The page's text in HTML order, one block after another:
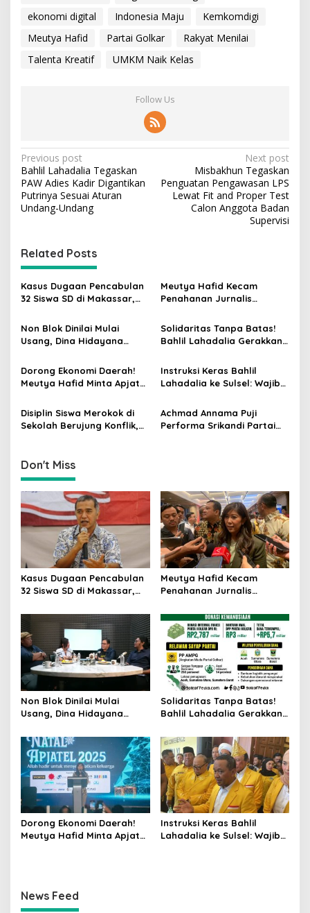
ekonomi digital
Indonesia Maju
Kemkomdigi
Meutya Hafid
Partai Golkar
Rakyat Menilai
Talenta Kreatif
UMKM Naik Kelas
Follow Us
P
o
s
a
v
i
a
i
n
Previous post
​Bahlil Lahadalia Tegaskan
PAW Adies Kadir Digantikan
Putrinya Sesuai Aturan
Undang-Undang
Next post
​Misbakhun Tegaskan
Penguatan Pengawasan LPS
Lewat Fit and Proper Test
Calon Anggota Badan
Supervisi
Related Posts
Kasus Dugaan Pencabulan
32 Siswa SD di Makassar,
Hukuman Berat dan
Pendampingan Korban
Meutya Hafid Kecam
Penahanan Jurnalis
dalam Misi Kemanusiaan ke
Gaza
Non Blok Dinilai Mulai
Usang, Dina Hidayana
Cantik di Semua Blok
Solidaritas Tanpa Batas!
Bahlil Lahadalia Gerakkan
untuk Atasi Krisis Sumatera
Dorong Ekonomi Daerah!
Meutya Hafid Minta Apjatel
Digital yang Beri Manfaat
Nyata
Instruksi Keras Bahlil
Lahadalia ke Sulsel: Wajib
Lumbung Suara Golkar
dengan Segala Risiko!
Disiplin Siswa Merokok di
Sekolah Berujung Konflik,
Selesai di Internal
Achmad Annama Puji
Performa Srikandi Partai
Don't Miss
Kasus Dugaan Pencabulan
32 Siswa SD di Makassar,
Hukuman Berat dan
Pendampingan Korban
Meutya Hafid Kecam
Penahanan Jurnalis
dalam Misi Kemanusiaan ke
Gaza
Non Blok Dinilai Mulai
Usang, Dina Hidayana
Cantik di Semua Blok
Solidaritas Tanpa Batas!
Bahlil Lahadalia Gerakkan
untuk Atasi Krisis Sumatera
Dorong Ekonomi Daerah!
Meutya Hafid Minta Apjatel
Instruksi Keras Bahlil
Lahadalia ke Sulsel: Wajib
News Feed